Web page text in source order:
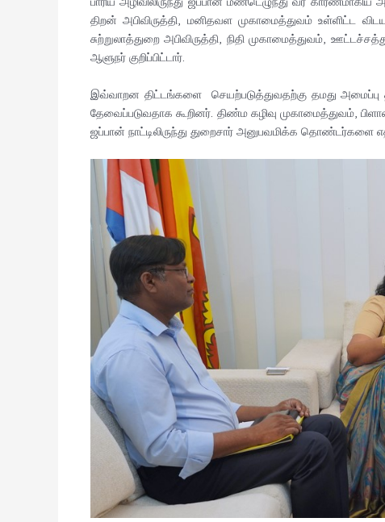
திறன் அபிவிருத்தி, மனிதவள முகாமைத்துவம் உள்ளிட்ட
சுற்றுலாத்துறை அபிவிருத்தி, நிதி முகாமைத்துவம்,
ஆளுநர் குறிப்பிட்டார்.
இவ்வாறன திட்டங்களை செயற்படுத்துவதற்கு தமது அமைப்பு
தேவைப்படுவதாக கூறினர். திண்ம கழிவு முகாமைத்துவம்,
ஜப்பான் நாட்டிலிருந்து துறைசார் அனுபவமிக்க